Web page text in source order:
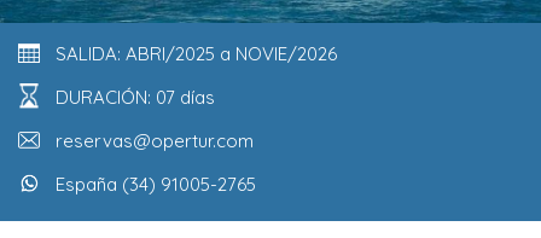
SALIDA: ABRI/2025 a NOVIE/2026
DURACIÓN: 07 días
reservas@opertur.com
España (34) 91005-2765